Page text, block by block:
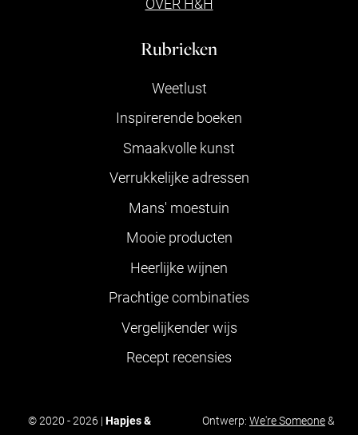
Rubrieken
Weetlust
Inspirerende boeken
Smaakvolle kunst
Verrukkelijke adressen
Mans' moestuin
Mooie producten
Heerlijke wijnen
Prachtige combinaties
Vergelijkender wijs
Recept recensies
© 2020 - 2026 | Hapjes &
Ontwerp: We're Someone&